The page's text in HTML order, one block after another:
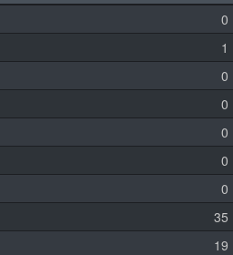
0
1
0
0
0
0
0
35
19